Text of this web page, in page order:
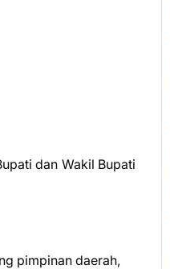
dan Wakil Bupati
pimpinan daerah,